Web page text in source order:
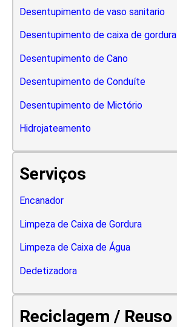
Desentupimento de vaso sanitario
Desentupimento de caixa de gordura
Desentupimento de Cano
Desentupimento de Conduíte
Desentupimento de Mictório
Hidrojateamento
Serviços
Encanador
Limpeza de Caixa de Gordura
Limpeza de Caixa de Água
Dedetizadora
Reciclagem / Reuso